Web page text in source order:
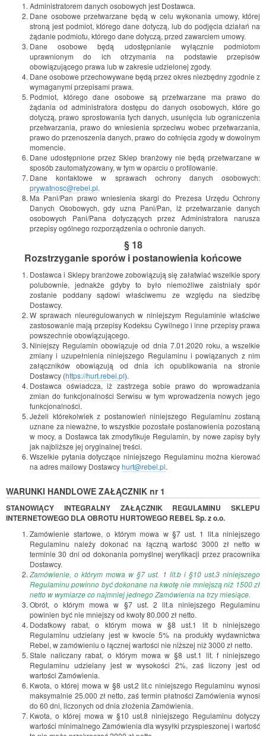
Administratorem danych osobowych jest Dostawca.
Dane osobowe przetwarzane będą w celu wykonania umowy, której
stroną jest podmiot, którego dane dotyczą, lub do podjęcia działań na
żądanie podmiotu, którego dane dotyczą, przed zawarciem umowy.
Dane osobowe będą udostępnianie wyłącznie podmiotom
uprawnionym do ich otrzymania na podstawie przepisów
obowiązującego prawa lub w zakresie udzielonej zgody.
Dane osobowe przechowywane będą przez okres niezbędny zgodnie z
wymaganymi przepisami prawa.
Podmiot, którego dane osobowe są przetwarzane ma prawo do
żądania od administratora dostępu do danych osobowych, które go
dotyczą, prawo sprostowania tych danych, usunięcia lub ograniczenia
przetwarzania, prawo do wniesienia sprzeciwu wobec przetwarzania,
prawo do przenoszenia danych, prawo do cofnięcia zgody w dowolnym
momencie.
Dane udostępnione przez Sklep branżowy nie będą przetwarzane w
sposób zautomatyzowany, w tym w oparciu o profilowanie.
Dane kontaktowe w sprawach ochrony danych osobowych:
prywatnosc@rebel.pl.
Ma Pani/Pan prawo wniesienia skargi do Prezesa Urzędu Ochrony
Danych Osobowych, gdy uzna Pani/Pan, iż przetwarzanie danych
osobowych Pani/Pana dotyczących przez Administratora narusza
przepisy ogólnego rozporządzenia o ochronie danych.
§ 18
Rozstrzyganie sporów i postanowienia końcowe
Dostawca i Sklepy branżowe zobowiązują się załatwiać wszelkie spory
polubownie, jednakże gdyby to było niemożliwe zaistniały spór
zostanie poddany sądowi właściwemu ze względu na siedzibę
Dostawcy.
W sprawach nieuregulowanych w niniejszym Regulaminie właściwe
zastosowanie mają przepisy Kodeksu Cywilnego i inne przepisy prawa
powszechnie obowiązującego.
Niniejszy Regulamin obowiązuje od dnia 7.01.2020 roku, a wszelkie
zmiany i uzupełnienia niniejszego Regulaminu i powiązanych z nim
załączników obowiązują od dnia ich opublikowania na stronie
Dostawcy (https://hurt.rebel.pl).
Dostawca oświadcza, iż zastrzega sobie prawo do wprowadzania
zmian do funkcjonalności Serwisu w tym wprowadzenia nowych jego
funkcjonalności.
Jeżeli którekolwiek z postanowień niniejszego Regulaminu zostaną
uznane za nieważne, to wszystkie pozostałe postanowienia pozostaną
w mocy, a Dostawca tak zmodyfikuje Regulamin, by nowe zapisy były
jak najbliższe jej oryginalnej treści.
Wszelkie pytania dotyczące niniejszego Regulaminu można kierować
na adres mailowy Dostawcyhurt@rebel.pl.
WARUNKI HANDLOWE ZAŁĄCZNIK nr 1
STANOWIĄCY INTEGRALNY ZAŁĄCZNIK REGULAMINU SKLEPU
INTERNETOWEGO DLA OBROTU HURTOWEGO REBEL Sp. z o.o.
Zamówienie startowe, o którym mowa w §7 ust. 1 lit.a niniejszego
Regulaminu należy dokonać na łączną wartość 3000 zł netto w
terminie 30 dni od dokonania pomyślnej weryfikacji przez pracownika
Dostawcy.
Zamówienie, o którym mowa w §7 ust. 1 lit.b i §10 ust.3 niniejszego
Regulaminu powinno być dokonane na kwotę nie mniejszą niż 1500 zł
netto w wymiarze co najmniej jednego Zamówienia na trzy miesiące.
Obrót, o którym mowa w §7 ust. 2 lit.a niniejszego Regulaminu
powinien być nie mniejszy od kwoty 80.000 zł netto.
Dodatkowy rabat, o którym mowa w §8 ust.1 lit b niniejszego
Regulaminu udzielany jest w kwocie 5% na produkty wydawnictwa
Rebel, w zamówieniu o łącznej wartości nie niższej niż 3000 zł netto.
Stale naliczany rabat, o którym mowa w §8 ust.1 lit. f niniejszego
Regulaminu udzielany jest w wysokości 2%, zaś liczony jest od
wartości Zamówienia.
Kwota, o której mowa w §8 ust.2 lit.c niniejszego Regulaminu wynosi
maksymalnie 25.000 zł netto, zaś termin płatności Zamówienia wynosi
do 60 dni, liczonych od dnia złożenia Zamówienia.
Kwota, o której mowa w §10 ust.8 niniejszego Regulaminu dotyczy
wartości minimalnego Zamówienia dla wysyłki przyspieszonej i wartość